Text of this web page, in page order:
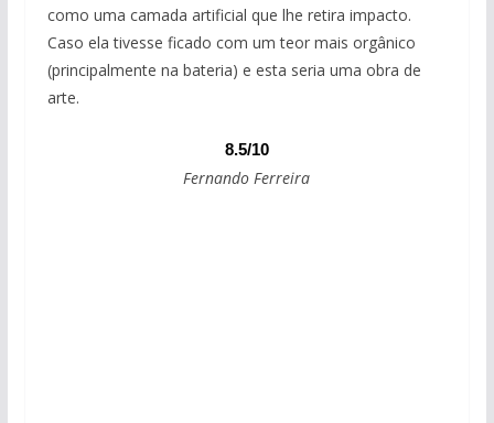
como uma camada artificial que lhe retira impacto.
Caso ela tivesse ficado com um teor mais orgânico
(principalmente na bateria) e esta seria uma obra de
arte.
8.5/10
Fernando Ferreira